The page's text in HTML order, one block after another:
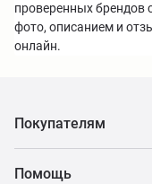
проверенных брендов
фото, описанием и
онлайн.
Покупателям
Помощь